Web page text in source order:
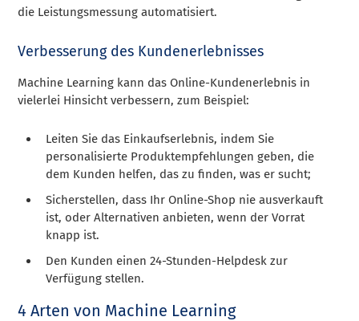
die Leistungsmessung automatisiert.
Verbesserung des Kundenerlebnisses
Machine Learning kann das Online-Kundenerlebnis in
vielerlei Hinsicht verbessern, zum Beispiel:
Leiten Sie das Einkaufserlebnis, indem Sie
personalisierte Produktempfehlungen geben, die
dem Kunden helfen, das zu finden, was er sucht;
Sicherstellen, dass Ihr Online-Shop nie ausverkauft
ist, oder Alternativen anbieten, wenn der Vorrat
knapp ist.
Den Kunden einen 24-Stunden-Helpdesk zur
Verfügung stellen.
4 Arten von Machine Learning